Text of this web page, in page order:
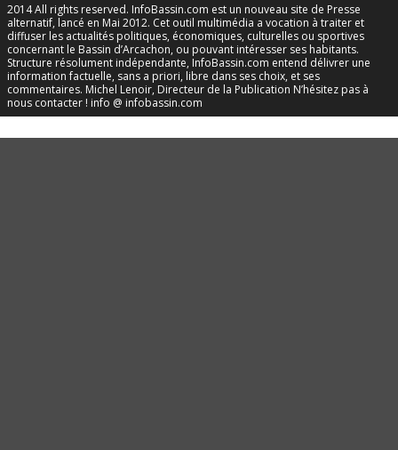
2014 All rights reserved. InfoBassin.com est un nouveau site de Presse
alternatif, lancé en Mai 2012. Cet outil multimédia a vocation à traiter et
diffuser les actualités politiques, économiques, culturelles ou sportives
concernant le Bassin d’Arcachon, ou pouvant intéresser ses habitants.
Structure résolument indépendante, InfoBassin.com entend délivrer une
information factuelle, sans a priori, libre dans ses choix, et ses
commentaires. Michel Lenoir, Directeur de la Publication N’hésitez pas à
nous contacter ! info @ infobassin.com